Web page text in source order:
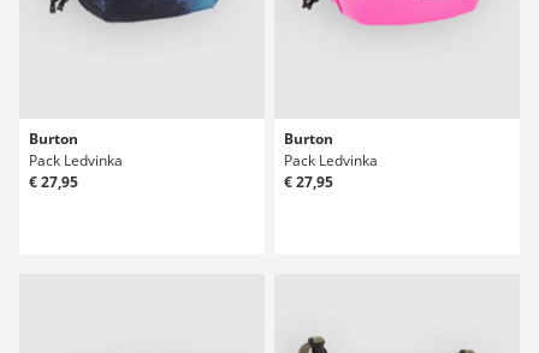
Burton
Pack Ledvinka
€ 27,95
Burton
Pack Ledvinka
€ 27,95